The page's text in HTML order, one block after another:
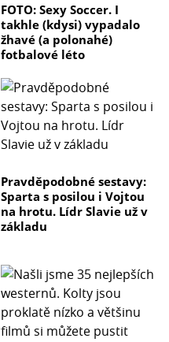
FOTO: Sexy Soccer. I
takhle (kdysi) vypadalo
žhavé (a polonahé)
fotbalové léto
Pravděpodobné sestavy:
Sparta s posilou i Vojtou
na hrotu. Lídr Slavie už v
základu